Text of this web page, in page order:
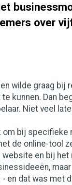
over
wilde graag bij
kunnen. Dan
Niet veel
om bij specifieke
de online-tool
en bij
en dat was met